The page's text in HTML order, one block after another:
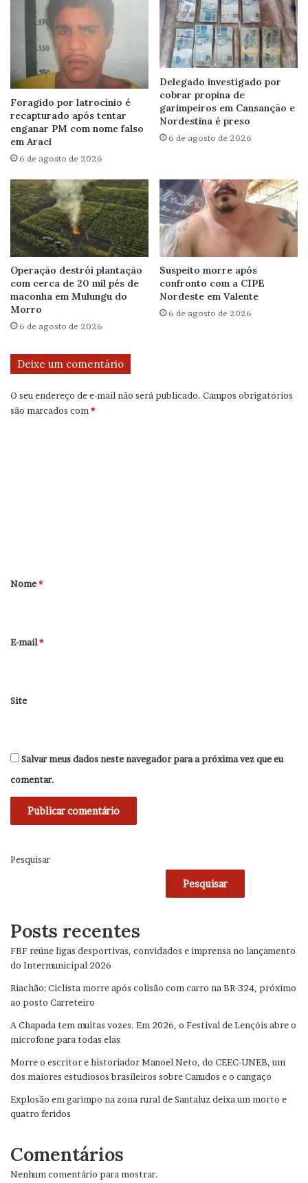
Foragido por latrocínio é
recapturado após tentar
enganar PM com nome falso
em Araci
6 de agosto de 2026
Delegado investigado por
cobrar propina de
garimpeiros em Cansanção e
Nordestina é preso
6 de agosto de 2026
Operação destrói plantação
com cerca de 20 mil pés de
maconha em Mulungu do
Morro
6 de agosto de 2026
Suspeito morre após
confronto com a CIPE
Nordeste em Valente
6 de agosto de 2026
Deixe um comentário
O seu endereço de e-mail não será publicado. Campos obrigatórios
são marcados com *
r
*
Nome*
E-mail*
Site
Salvar meus dados neste navegador para a próxima vez que eu
comentar.
Pesquisar
Pesquisar
Posts recentes
FBF reúne ligas desportivas, convidados e imprensa no lançamento
do Intermunicipal 2026
Riachão: Ciclista morre após colisão com carro na BR-324, próximo
ao posto Carreteiro
A Chapada tem muitas vozes. Em 2026, o Festival de Lençóis abre o
microfone para todas elas
Morre o escritor e historiador Manoel Neto, do CEEC-UNEB, um
dos maiores estudiosos brasileiros sobre Canudos e o cangaço
Explosão em garimpo na zona rural de Santaluz deixa um morto e
quatro feridos
Comentários
Nenhum comentário para mostrar.